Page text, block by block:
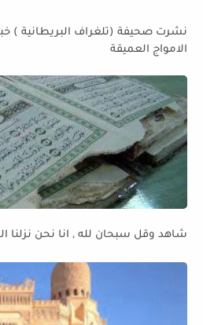
نشرت صحيفة (تلغراف البريطانية )
الامواج العميقة
شاهد وقل سبحان لله , انا نحن نزلنا